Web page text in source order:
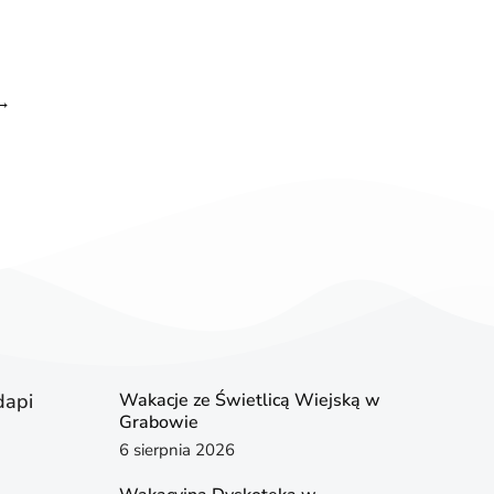
Wakacje ze Świetlicą Wiejską w
Grabowie
6 sierpnia 2026